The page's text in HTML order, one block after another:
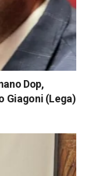
Dop,
Giagoni (Lega)